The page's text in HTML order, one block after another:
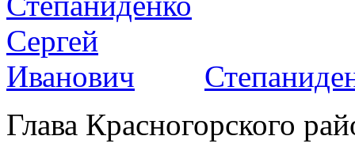
Глава Красногорского